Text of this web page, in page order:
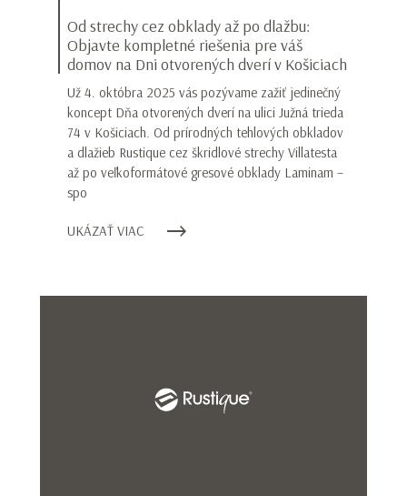
Od strechy cez obklady až po dlažbu:
Objavte kompletné riešenia pre váš
domov na Dni otvorených dverí v Košiciach
Už 4. októbra 2025 vás pozývame zažiť jedinečný
koncept Dňa otvorených dverí na ulici Južná trieda
74 v Košiciach. Od prírodných tehlových obkladov
a dlažieb Rustique cez škridlové strechy Villatesta
až po veľkoformátové gresové obklady Laminam –
spo
UKÁZAŤ VIAC